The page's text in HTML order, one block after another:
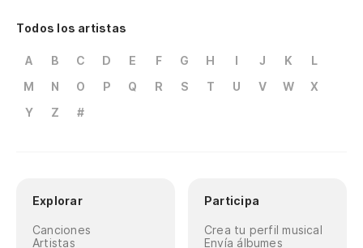
Todos los artistas
A B C D E F G H I J K
L
M
N O P Q R S T U V W
X
Y
Z #
Explorar
Canciones
Artistas
Participa
Crea tu perfil musical
Envía álbumes